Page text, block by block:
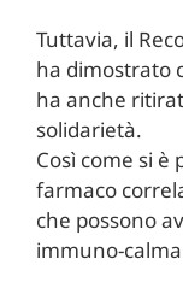
Tuttavia, il
ha dimostrato
ha anche
solidarietà.
Così come si
farmaco
che possono
immuno-